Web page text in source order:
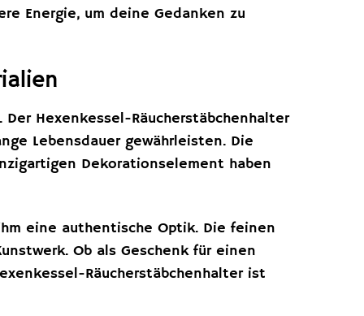
Energie, um deine Gedanken zu
Hexenkessel-Räucherstäbchenhalter
Lebensdauer gewährleisten. Die
Dekorationselement haben
eine authentische Optik. Die feinen
Ob als Geschenk für einen
Räucherstäbchenhalter ist